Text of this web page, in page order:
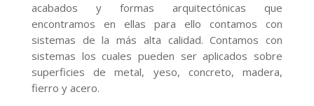
acabados y formas arquitectónicas que
encontramos en ellas para ello contamos con
sistemas de la más alta calidad. Contamos con
sistemas los cuales pueden ser aplicados sobre
superficies de metal, yeso, concreto, madera,
fierro y acero.